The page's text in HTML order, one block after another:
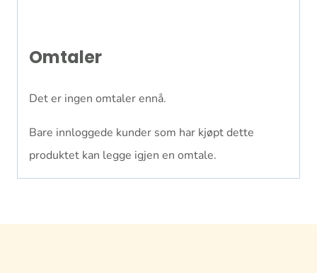
Omtaler
Det er ingen omtaler ennå.
Bare innloggede kunder som har kjøpt dette
produktet kan legge igjen en omtale.